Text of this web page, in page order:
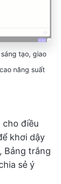
tạo, giao
năng suất
cho điều
khơi dậy
Bảng trắng
sẻ ý